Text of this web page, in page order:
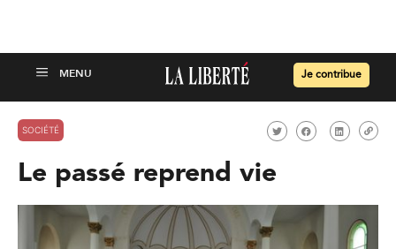
Je contribue
SOCIÉTÉ
Le passé reprend vie